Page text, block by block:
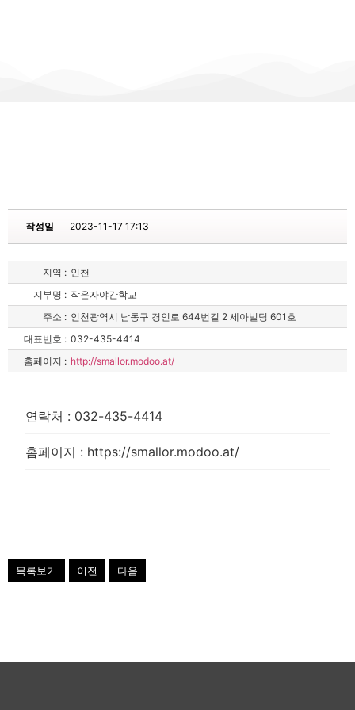
작성일 2023-11-17 17:13
지역 : 인천
지부명 : 작은자야간학교
주소 : 인천광역시 남동구 경인로 644번길 2 세아빌딩 601호
대표번호 : 032-435-4414
홈페이지 : http://smallor.modoo.at/
연락처 : 032-435-4414
홈페이지 : https://smallor.modoo.at/
목록보기 이전 다음